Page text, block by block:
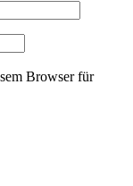
Browser für